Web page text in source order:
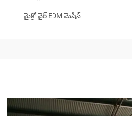
మైక్రో వైర్ EDM మెషీన్